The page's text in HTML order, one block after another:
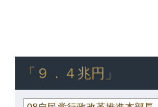
「９．４兆円」